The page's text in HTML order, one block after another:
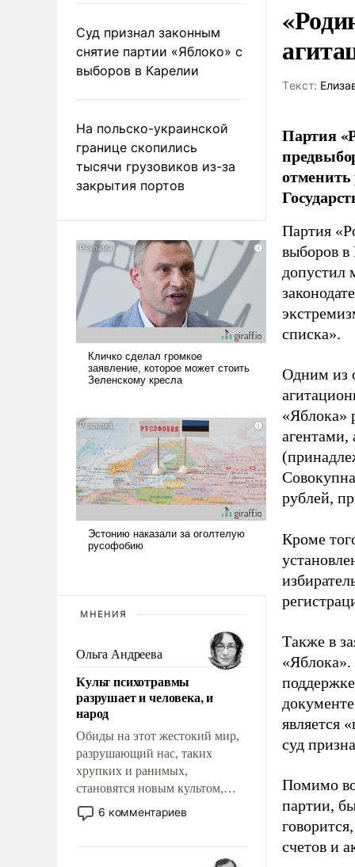
Суд признал законным
снятие партии «Яблоко» с
выборов в Карелии
На польско-украинской
границе скопились
тысячи грузовиков из-за
закрытия портов
МНЕНИЯ
Ольга Андреева
Культ психотравмы
разрушает и человека, и
народ
Обиды на этот жестокий мир,
разрушающий нас, таких
хрупких и ранимых,
становятся новым культом,
постепенно вытесняя и
отменяя традиционное
мужественным и твердым под
6 комментариев
Tекст:
Партия
отменить
Партия
выборов в
допустил
списка».
Одним из
«Яблока»
агентами,
рублей,
Кроме
Также в
является
суд
Помимо
партии,
счетов и